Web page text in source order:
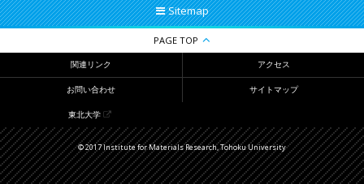
Sitemap
PAGE TOP
関連リンク アクセス
お問い合わせ サイトマップ
東北大学
© 2017 Institute for Materials Research, Tohoku University